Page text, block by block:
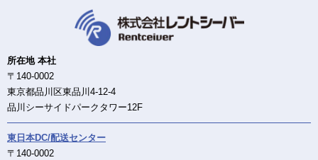
所在地 本社
〒140-0002
東京都品川区東品川4-12-4
品川シーサイドパークタワー12F
東日本DC/配送センター
〒140-0002